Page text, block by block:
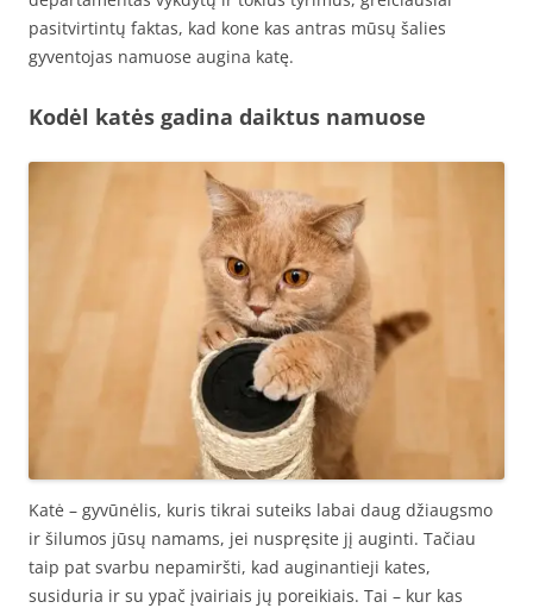
pasitvirtintų faktas, kad kone kas antras mūsų šalies
gyventojas namuose augina katę.
Kodėl katės gadina daiktus namuose
Katė – gyvūnėlis, kuris tikrai suteiks labai daug džiaugsmo
ir šilumos jūsų namams, jei nuspręsite jį auginti. Tačiau
taip pat svarbu nepamiršti, kad auginantieji kates,
susiduria ir su ypač įvairiais jų poreikiais. Tai – kur kas